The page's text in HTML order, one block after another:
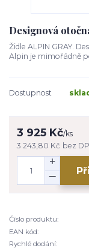
Designová
Židle ALPIN GRAY.
Alpin je mimořádně
Dostupnost
3 925 Kč/ks
3 243,80 Kč bez
Číslo produktu:
EAN kód:
Rychlé dodání: